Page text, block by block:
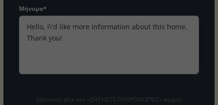
Μήνυμα*
Κάνοντας κλικ στο «ΖΗΤΉΣΤΕ ΠΛΗΡΟΦΟΡΊΕΣ» κουμπί